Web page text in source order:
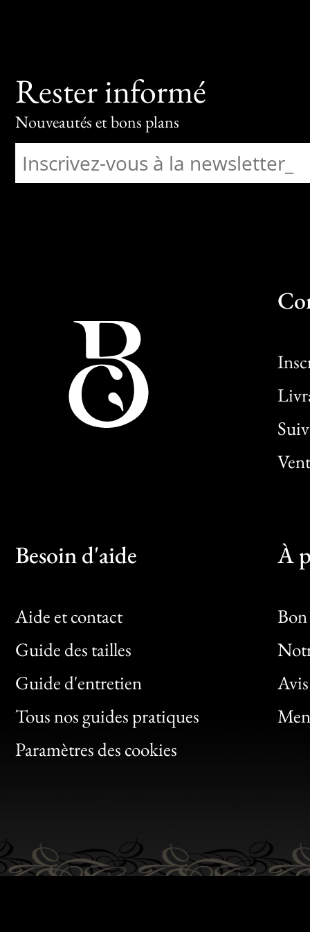
Rester informé
Nouveautés et bons plans
Besoin d'aide
Aide et contact
Guide des tailles
Guide d'entretien
Tous nos guides pratiques
Paramètres des cookies
À
Bon
Clic